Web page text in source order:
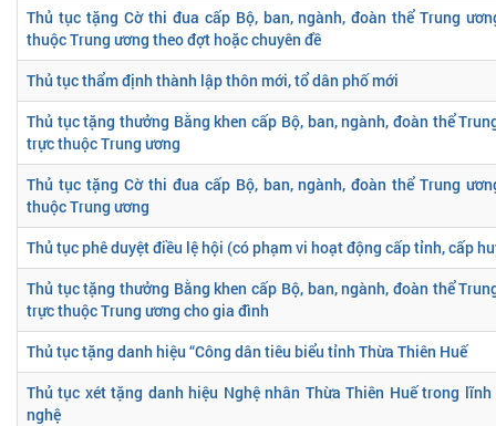
Thủ tục tặng Cờ thi đua cấp Bộ, ban, ngành, đoàn thể Trung
thuộc Trung ương theo đợt hoặc chuyên đề
Thủ tục thẩm định thành lập thôn mới, tổ dân phố mới
Thủ tục tặng thưởng Bằng khen cấp Bộ, ban, ngành, đoàn thể
trực thuộc Trung ương
Thủ tục tặng Cờ thi đua cấp Bộ, ban, ngành, đoàn thể Trung
thuộc Trung ương
Thủ tục phê duyệt điều lệ hội (có phạm vi hoạt động cấp tỉnh, cấp
Thủ tục tặng thưởng Bằng khen cấp Bộ, ban, ngành, đoàn thể
trực thuộc Trung ương cho gia đình
Thủ tục tặng danh hiệu “Công dân tiêu biểu tỉnh Thừa Thiên Huế
Thủ tục xét tặng danh hiệu Nghệ nhân Thừa Thiên Huế trong
nghệ